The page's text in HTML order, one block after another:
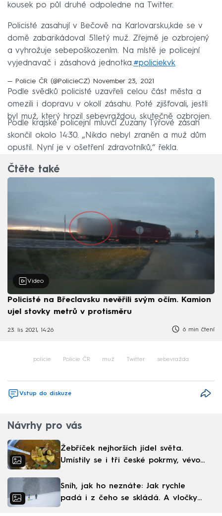
kousek po půl druhé odpoledne na Twitter.
Policisté zasahují v Bečově na Karlovarsku,kde se v
domě zabarikádoval 51letý muž. Zřejmě je ozbrojený
a vyhrožuje sebepoškozením. Na místě je policejní
vyjednavač i zásahová jednotka.#policiekvk
— Policie ČR (@PolicieCZ) November 23, 2021
Podle svědků policisté uzavřeli celou část města a
omezili i dopravu v okolí zásahu. Poté zjišťovali, jestli
byl muž, který hrozil sebevraždou, skutečně ozbrojen.
Podle krajské policejní mluvčí Zuzany Týřové zásah
skončil okolo 14:30. „Nikdo nebyl zraněn a muž dům
opustil. Nyní je v ošetření zdravotníků,“ řekla.
Čtěte také
Video
Policisté na Břeclavsku nevěřili svým očím. Kamion
ujel stovky metrů v protisměru
23. lis 2021, 14:26 6 min čtení
policie Policie ČR muž Twitter sebevražda
Vstup do diskuze
Návrhy pro vás
Žebříček nejhorších jídel světa.
Umístily se i tři české pokrmy, vévodí
Sníh, jak ho neznáte: Jak rychle
padá i z čeho se skládá. A vločky